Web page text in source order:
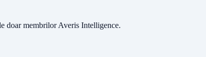
doar membrilor Averis Intelligence.